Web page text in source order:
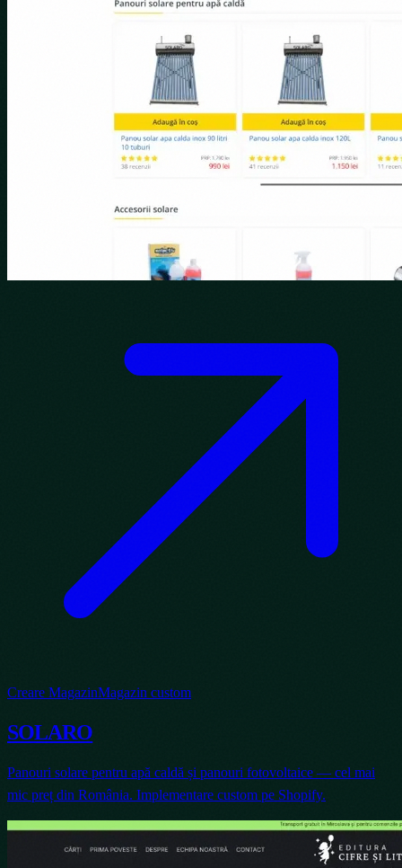
Creare MagazinMagazin custom
SOLARO
Panouri solare pentru apă caldă și panouri fotovoltaice — cel mai
mic preț din România. Implementare custom pe Shopify.